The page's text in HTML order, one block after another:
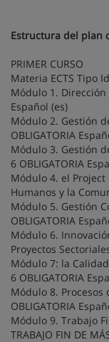
Estructura del plan
PRIMER CURSO
Materia ECTS Tipo
Módulo 1. Dirección
Español (es)
Módulo 2. Gestión
OBLIGATORIA
Módulo 3. Gestión
6 OBLIGATORIA
Módulo 4. el Project
Humanos y la
Módulo 5. Gestión
OBLIGATORIA
Módulo 6.
Proyectos
Módulo 7: la
6 OBLIGATORIA
Módulo 8. Procesos
OBLIGATORIA
Módulo 9. Trabajo
TRABAJO FIN DE